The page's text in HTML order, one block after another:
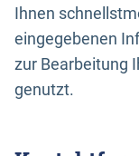
Ihnen
eingegebenen
zur Bearbeitung
genutzt.